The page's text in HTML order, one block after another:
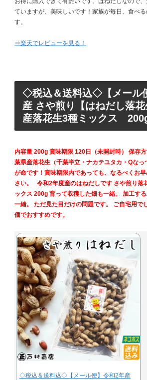
ていますが、美味しいです！家族が毎日、食べ
す。
⇒楽天でレビューを見る！
◇税込＆送料込◇【メール
産 さや煎り【はねだし落
産落花生3種ミックス
内容量 200g 賞味期限 120日（未開封時） 保存
葉県産落花生（千葉半立・ナカテユタカ・Qなっ
が命です！賞味期限内であっても、なるべくお
さい。 令和2年度産のはねだしです さや煎り落
ックス 200g 育って収穫した畑も一緒。 加工す
一緒。 ただ見た目だけの問題です。 ご自宅用で
価でおすすめです。
◇税込＆送料込◇【メール便】令和2年産